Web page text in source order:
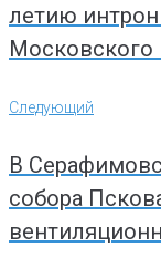
летию
Московского
Следующий
Следующий
В
собора